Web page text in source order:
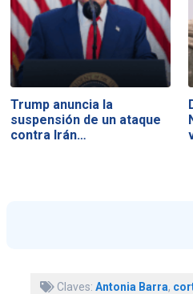
Trump anuncia la
suspensión de un ataque
contra Irán…
Claves: Antonia Barra,